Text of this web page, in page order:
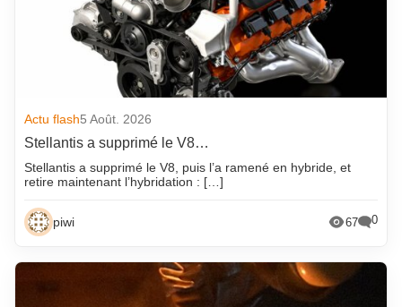
Actu flash5 Août. 2026
Stellantis a supprimé le V8…
Stellantis a supprimé le V8, puis l’a ramené en hybride, et
retire maintenant l’hybridation : […]
piwi 67 0